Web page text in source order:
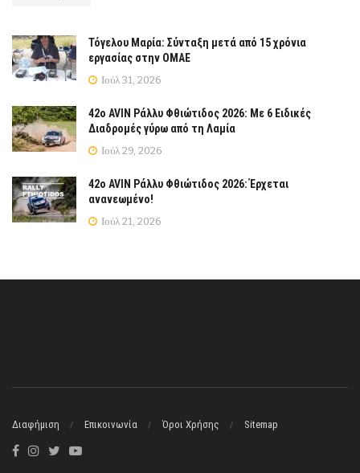
Τόγελου Μαρία: Σύνταξη μετά από 15 χρόνια
εργασίας στην ΟΜΑΕ
Ιούλ 31, 2026
42ο AVIN Ράλλυ Φθιώτιδος 2026: Με 6 Ειδικές
Διαδρομές γύρω από τη Λαμία
Ιούλ 29, 2026
42ο AVIN Ράλλυ Φθιώτιδος 2026: Έρχεται
ανανεωμένο!
Ιούλ 21, 2026
Διαφήμιση Επικοινωνία Όροι Χρήσης Sitemap